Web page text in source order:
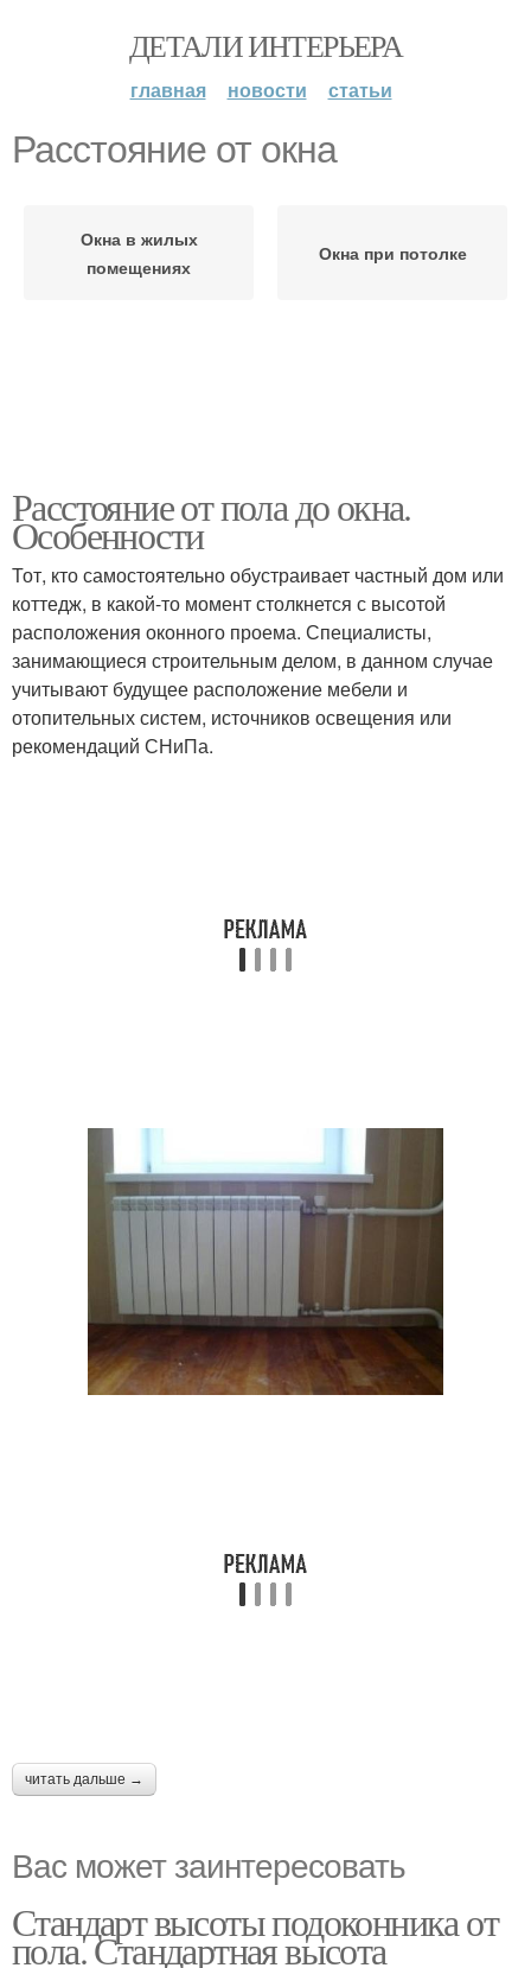
ДЕТАЛИ ИНТЕРЬЕРА
главная новости статьи
Расстояние от окна
Окна в жилых
помещениях
Окна при потолке
Расстояние от пола до окна.
Особенности
Тот, кто самостоятельно обустраивает частный дом или
коттедж, в какой-то момент столкнется с высотой
расположения оконного проема. Специалисты,
занимающиеся строительным делом, в данном случае
учитывают будущее расположение мебели и
отопительных систем, источников освещения или
рекомендаций СНиПа.
читать дальше →
Вас может заинтересовать
Стандарт высоты подоконника от
пола. Стандартная высота